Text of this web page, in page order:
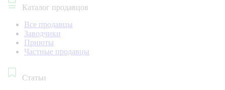
Каталог продавцов
Все продавцы
Заводчики
Приюты
Частные продавцы
Статьи